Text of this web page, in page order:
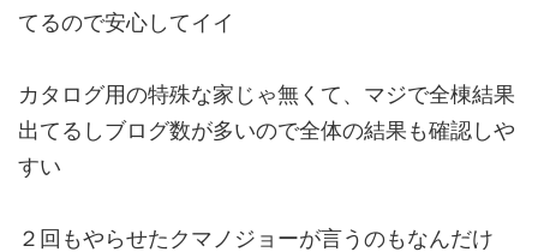
てるので安心してイイ
カタログ用の特殊な家じゃ無くて、マジで全棟結果
出てるしブログ数が多いので全体の結果も確認しや
すい
２回もやらせたクマノジョーが言うのもなんだけ